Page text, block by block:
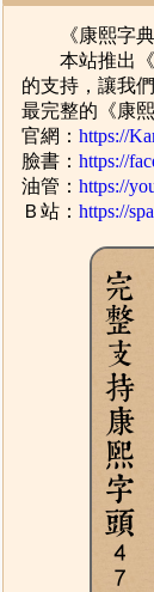
《康熙字典
本站推出《
的支持，讓我
最完整的《康
官網：https://
臉書：https://
油管：https://
Ｂ站：https://